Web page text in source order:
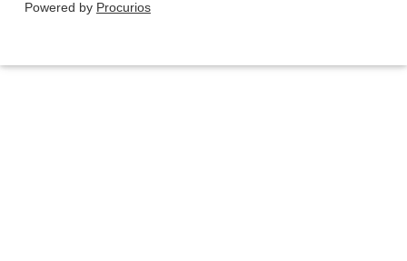
Powered by Procurios